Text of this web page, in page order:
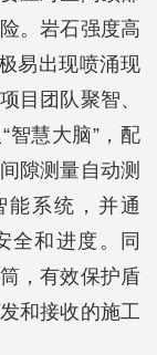
。岩石强度高
易出现喷涌现
目团队聚智、
智慧大脑”，配
隙测量自动测
能系统，并通
全和进度。同
，有效保护盾
和接收的施工